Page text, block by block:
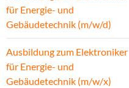
für Energie- und
Gebäudetechnik (m/w/d)
Ausbildung zum Elektroniker
für Energie- und
Gebäudetechnik (m/w/x)